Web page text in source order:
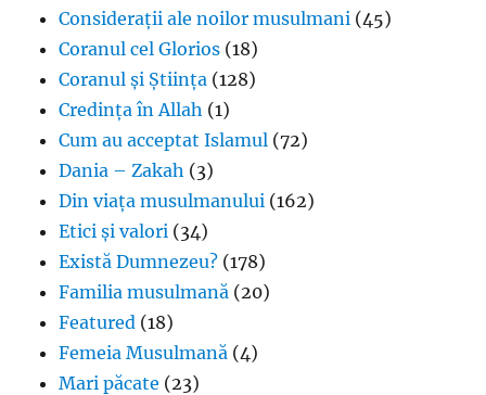
Considerații ale noilor musulmani (45)
Coranul cel Glorios (18)
Coranul și Știința (128)
Credința în Allah (1)
Cum au acceptat Islamul (72)
Dania – Zakah (3)
Din viața musulmanului (162)
Etici și valori (34)
Există Dumnezeu? (178)
Familia musulmană (20)
Featured (18)
Femeia Musulmană (4)
Mari păcate (23)